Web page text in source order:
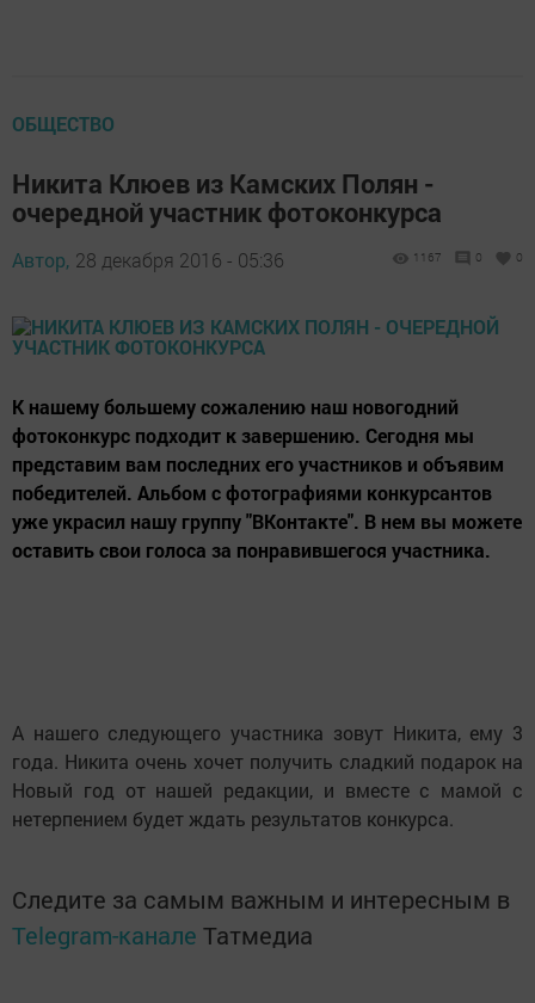
ОБЩЕСТВО
Никита Клюев из Камских Полян -
очередной участник фотоконкурса
Автор, 28 декабря 2016 - 05:36 1167 0 0
К нашему большему сожалению наш новогодний
фотоконкурс подходит к завершению. Сегодня мы
представим вам последних его участников и объявим
победителей. Альбом с фотографиями конкурсантов
уже украсил нашу группу "ВКонтакте". В нем вы можете
оставить свои голоса за понравившегося участника.
А нашего следующего участника зовут Никита, ему 3
года. Никита очень хочет получить сладкий подарок на
Новый год от нашей редакции, и вместе с мамой с
нетерпением будет ждать результатов конкурса.
Следите за самым важным и интересным в
Telegram-канале Татмедиа